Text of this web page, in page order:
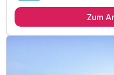
3 x reichhaltiges Frühstück
Zum